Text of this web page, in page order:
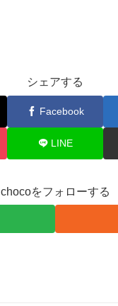
シェアする
Facebook
LINE
chocoをフォローする